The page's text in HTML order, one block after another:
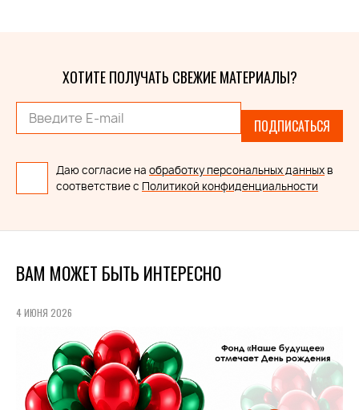
ХОТИТЕ ПОЛУЧАТЬ СВЕЖИЕ МАТЕРИАЛЫ?
ПОДПИСАТЬСЯ
Даю согласие на обработку персональных данных в
соответствие с Политикой конфиденциальности
ВАМ МОЖЕТ БЫТЬ ИНТЕРЕСНО
4 ИЮНЯ 2026